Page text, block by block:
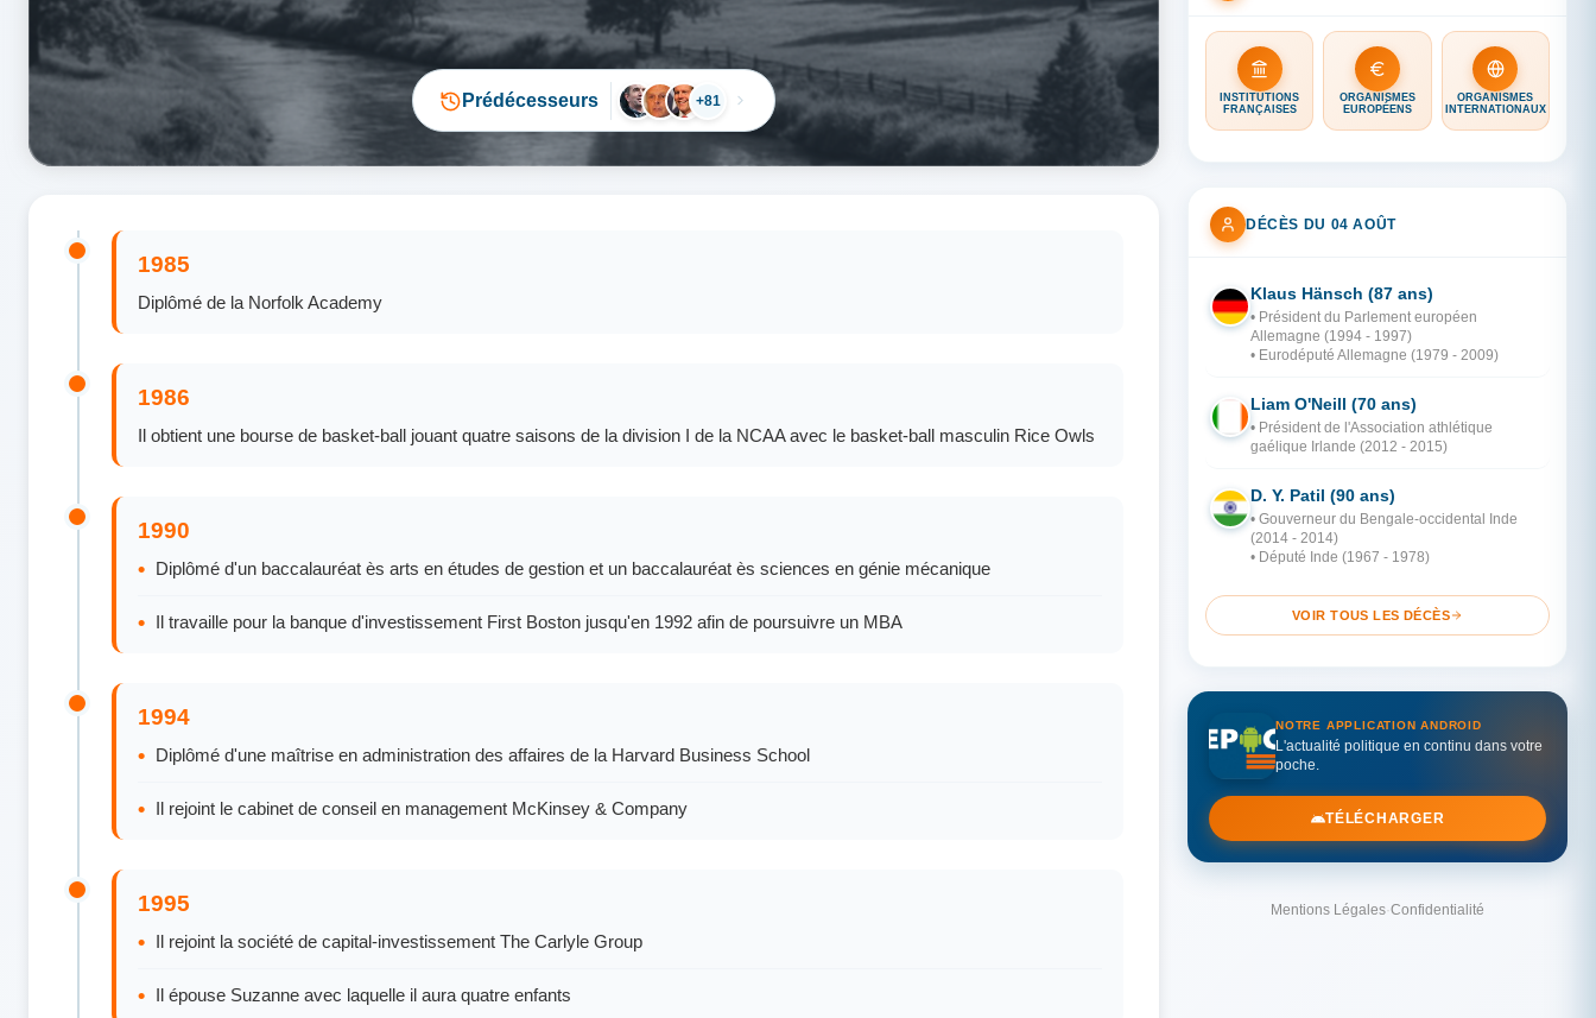
Prédécesseurs +81
1985
Diplômé de la Norfolk Academy
1986
Il obtient une bourse de basket-ball jouant quatre saisons de la division I de la NCAA avec le basket-ball masculin Rice Owls
1990
Diplômé d'un baccalauréat ès arts en études de gestion et un baccalauréat ès sciences en génie mécanique
Il travaille pour la banque d'investissement First Boston jusqu'en 1992 afin de poursuivre un MBA
1994
Diplômé d'une maîtrise en administration des affaires de la Harvard Business School
Il rejoint le cabinet de conseil en management McKinsey & Company
1995
Il rejoint la société de capital-investissement The Carlyle Group
Il épouse Suzanne avec laquelle il aura quatre enfants
INSTITUTIONS
FRANÇAISES
ORGANISMES
EUROPÉENS
ORGANISMES
INTERNATIONAUX
DÉCÈS DU 04 AOÛT
AL
Klaus Hänsch (87 ans)
• Président du Parlement européen
Allemagne (1994 - 1997)
• Eurodéputé Allemagne (1979 - 2009)
Liam O'Neill (70 ans)
• Président de l'Association athlétique
gaélique Irlande (2012 - 2015)
IN
D. Y. Patil (90 ans)
• Gouverneur du Bengale-occidental Inde
(2014 - 2014)
• Député Inde (1967 - 1978)
VOIR TOUS LES DÉCÈS
NOTRE APPLICATION ANDROID
L'actualité politique en continu dans votre
poche.
TÉLÉCHARGER
Mentions Légales·Confidentialité